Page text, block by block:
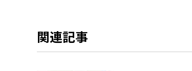
関連記事